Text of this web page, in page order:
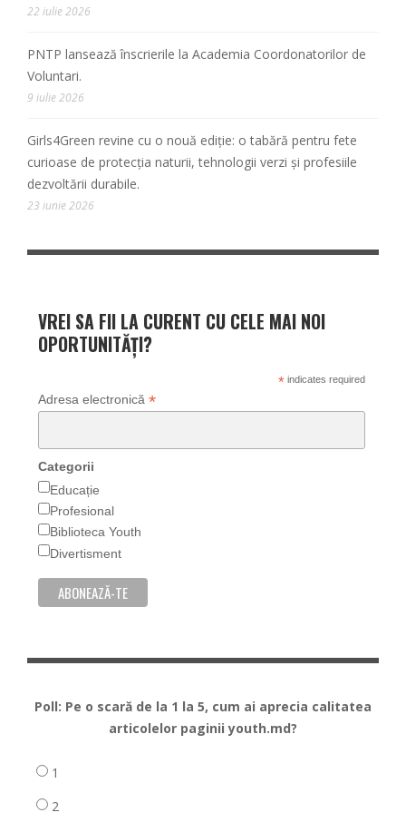
22 iulie 2026
PNTP lansează înscrierile la Academia Coordonatorilor de
Voluntari.
9 iulie 2026
Girls4Green revine cu o nouă ediție: o tabără pentru fete
curioase de protecția naturii, tehnologii verzi și profesiile
dezvoltării durabile.
23 iunie 2026
VREI SA FII LA CURENT CU CELE MAI NOI
OPORTUNITĂȚI?
*indicates required
Adresa electronică *
Categorii
Educație
Profesional
Biblioteca Youth
Divertisment
Poll: Pe o scară de la 1 la 5, cum ai aprecia calitatea
articolelor paginii youth.md?
1
2